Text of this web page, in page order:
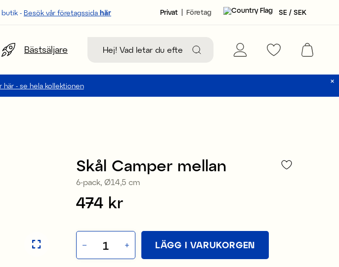
butik - Besök vår företagssida här Privat Företag SE / SEK
Bästsäljare
här - se hela kollektionen
Skål Camper mellan
6-pack, Ø14,5 cm
Pris:474 kr
474 kr
LÄGG I VARUKORGEN